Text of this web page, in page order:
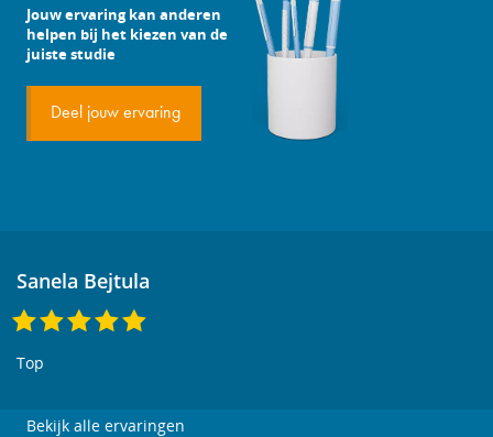
Jouw ervaring kan anderen
helpen bij het kiezen van de
juiste studie
Deel jouw ervaring
Sanela Bejtula
Top
Bekijk alle ervaringen